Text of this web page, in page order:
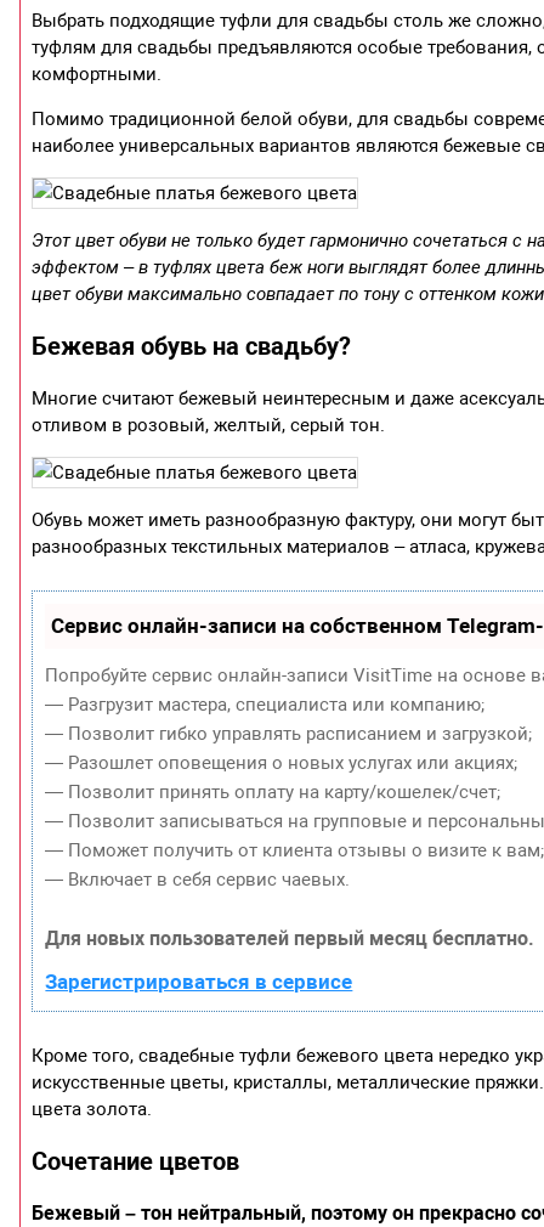
Выбрать подходящие туфли для свадьбы столь же
туфлям для свадьбы предъявляются особые
комфортными.
Помимо традиционной белой обуви, для свадьбы
наиболее универсальных вариантов являются бежевые
Этот цвет обуви не только будет гармонично сочетаться с
эффектом – в туфлях цвета беж ноги выглядят более
цвет обуви максимально совпадает по тону с оттенком
Бежевая обувь на свадьбу?
Многие считают бежевый неинтересным и даже
отливом в розовый, желтый, серый тон.
Обувь может иметь разнообразную фактуру, они могут
разнообразных текстильных материалов – атласа,
Сервис онлайн-записи на собственном
Попробуйте сервис онлайн-записи VisitTime на основе
— Разгрузит мастера, специалиста или компанию;
— Позволит гибко управлять расписанием и загрузкой;
— Разошлет оповещения о новых услугах или акциях;
— Позволит принять оплату на карту/кошелек/счет;
— Позволит записываться на групповые и
— Поможет получить от клиента отзывы о визите к вам;
— Включает в себя сервис чаевых.
Для новых пользователей первый месяц бесплатно.
Зарегистрироваться в сервисе
Кроме того, свадебные туфли бежевого цвета нередко
искусственные цветы, кристаллы, металлические
цвета золота.
Сочетание цветов
Бежевый – тон нейтральный, поэтому он прекрасно